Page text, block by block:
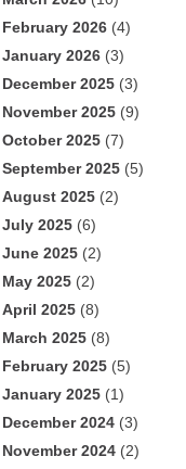
February 2026 (4)
January 2026 (3)
December 2025 (3)
November 2025 (9)
October 2025 (7)
September 2025 (5)
August 2025 (2)
July 2025 (6)
June 2025 (2)
May 2025 (2)
April 2025 (8)
March 2025 (8)
February 2025 (5)
January 2025 (1)
December 2024 (3)
November 2024 (2)